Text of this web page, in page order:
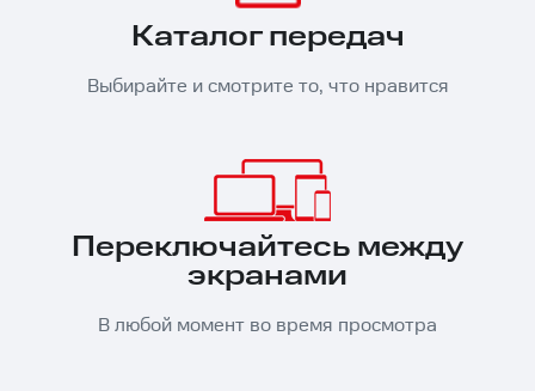
Каталог передач
Выбирайте и смотрите то, что нравится
Переключайтесь между
экранами
В любой момент во время просмотра